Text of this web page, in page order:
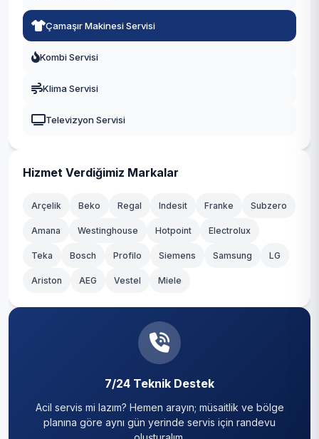
Çamaşır Makinesi Servisi
Kombi Servisi
Klima Servisi
Televizyon Servisi
Hizmet Verdiğimiz Markalar
Arçelik Beko Regal Indesit Franke Subzero
Amana Westinghouse Hotpoint Electrolux
Teka Bosch Profilo Siemens Samsung LG
Ariston AEG Vestel Miele
7/24 Teknik Destek
Acil servis mi lazım? Hemen arayın; müsaitlik ve bölge
planına göre aynı gün yerinde servis için randevu